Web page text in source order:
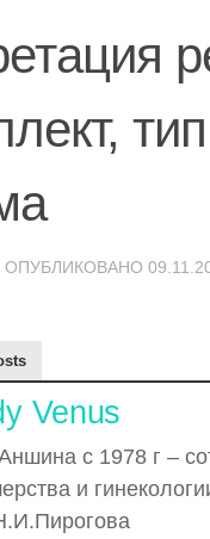
ОПУБЛИКОВАНО
Venus
с 1978 г –
и